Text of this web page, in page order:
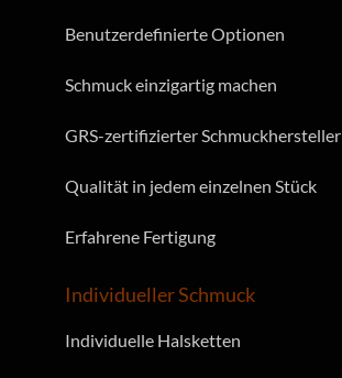
Individueller Schmuck
Individuelle Halsketten
Benutzerdefinierte Optionen
Schmuck einzigartig machen
GRS-zertifizierter Schmuckhersteller
Qualität in jedem einzelnen Stück
Erfahrene Fertigung